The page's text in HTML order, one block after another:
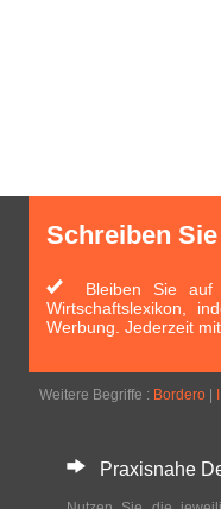
Schreiben
Bleiben Sie auf
Wirtschaftslexikon,
Werbung. Jederzeit
Weitere Begriffe : Bordero
Praxisnahe